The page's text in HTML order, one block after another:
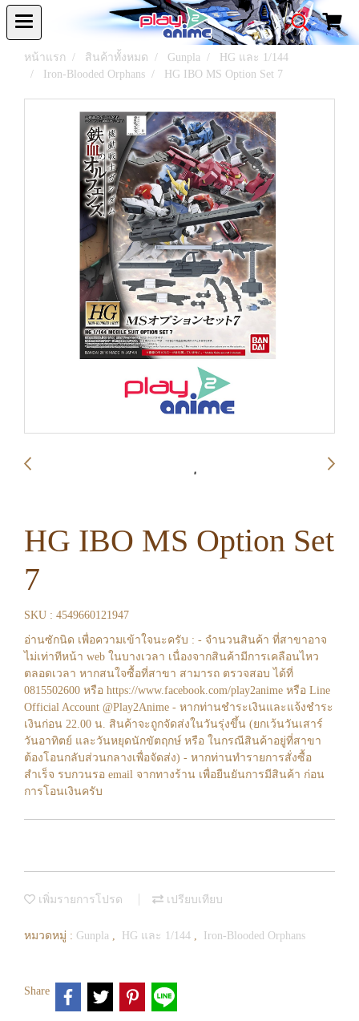
หน้าแรก สินค้าทั้งหมด Gunpla
HG และ 1/144
Iron-Blooded Orphans
HG IBO MS Option Set 7
HG IBO MS Option Set
7
SKU : 4549660121947
อ่านซักนิด เพื่อความเข้าใจนะครับ : - จำนวนสินค้า ที่สาขาอาจ
ไม่เท่าทีหน้า web ในบางเวลา เนื่องจากสินค้ามีการเคลือนไหว
ตลอดเวลา หากสนใจซื้อที่สาขา สามารถ ตรวจสอบ ได้ที่
0815502600 หรือ https://www.facebook.com/play2anime หรือ Line
Official Account @Play2Anime - หากท่านชำระเงินและแจ้งชำระ
เงินก่อน 22.00 น. สินค้าจะถูกจัดส่งในวันรุ่งขึ้น (ยกเว้นวันเสาร์
วันอาทิตย์ และวันหยุดนักขัตฤกษ์ หรือ ในกรณีสินค้าอยู่ที่สาขา
ต้องโอนกลับส่วนกลางเพื่อจัดส่ง) - หากท่านทำรายการสั่งซื้อ
สำเร็จ รบกวนรอ email จากทางร้าน เพื่อยืนยันการมีสินค้า ก่อน
การโอนเงินครับ
เพิ่มรายการโปรด เปรียบเทียบ
หมวดหมู่ : Gunpla , HG และ 1/144 , Iron-Blooded Orphans
Share